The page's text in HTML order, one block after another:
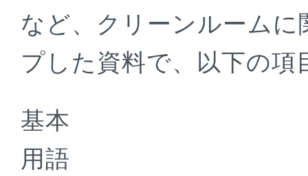
など、クリーンルーム
プした資料で、以下の
基本
用語